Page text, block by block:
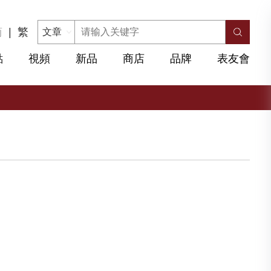
| 繁
視頻 新品 商店 品牌 表友會